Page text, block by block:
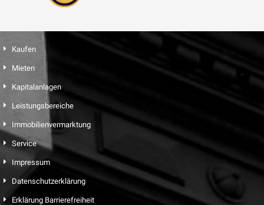
Kaufen
Mieten
Kapitalanlagen
Leistungsbereiche
Immobilienvermarktung
Service
Impressum
Datenschutzerklärung
Erklärung Barrierefreiheit